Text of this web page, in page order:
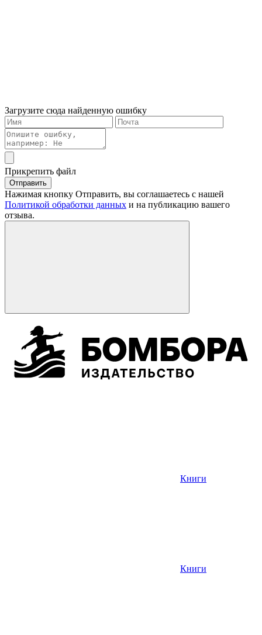
Загрузите сюда найденную ошибку
Прикрепить файл
Отправить
Нажимая кнопку Отправить, вы соглашаетесь с нашей
Политикой обработки данных и на публикацию вашего
отзыва.
Книги
Книги